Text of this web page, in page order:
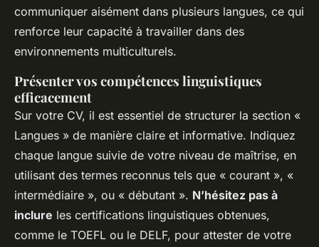
communiquer aisément dans plusieurs langues, ce qui
renforce leur capacité à travailler dans des
environnements multiculturels.
Présenter vos compétences linguistiques
efficacement
Sur votre CV, il est essentiel de structurer la section «
Langues » de manière claire et informative. Indiquez
chaque langue suivie de votre niveau de maîtrise, en
utilisant des termes reconnus tels que « courant », «
intermédiaire », ou « débutant ». N’hésitez pas à
inclure les certifications linguistiques obtenues,
comme le TOEFL ou le DELF, pour attester de votre